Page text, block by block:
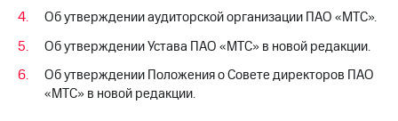
Контроль
аудит
Рынок
акций
Об утверждении аудиторской организации ПАО «МТС».
Об утверждении Устава ПАО «МТС» в новой редакции.
Об утверждении Положения о Совете директоров ПАО
«МТС» в новой редакции.